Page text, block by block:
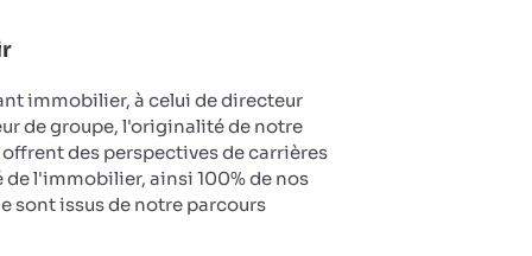
immobilier, à celui de directeur
de groupe, l'originalité de notre
des perspectives de carrières
de l'immobilier, ainsi 100% de nos
sont issus de notre parcours